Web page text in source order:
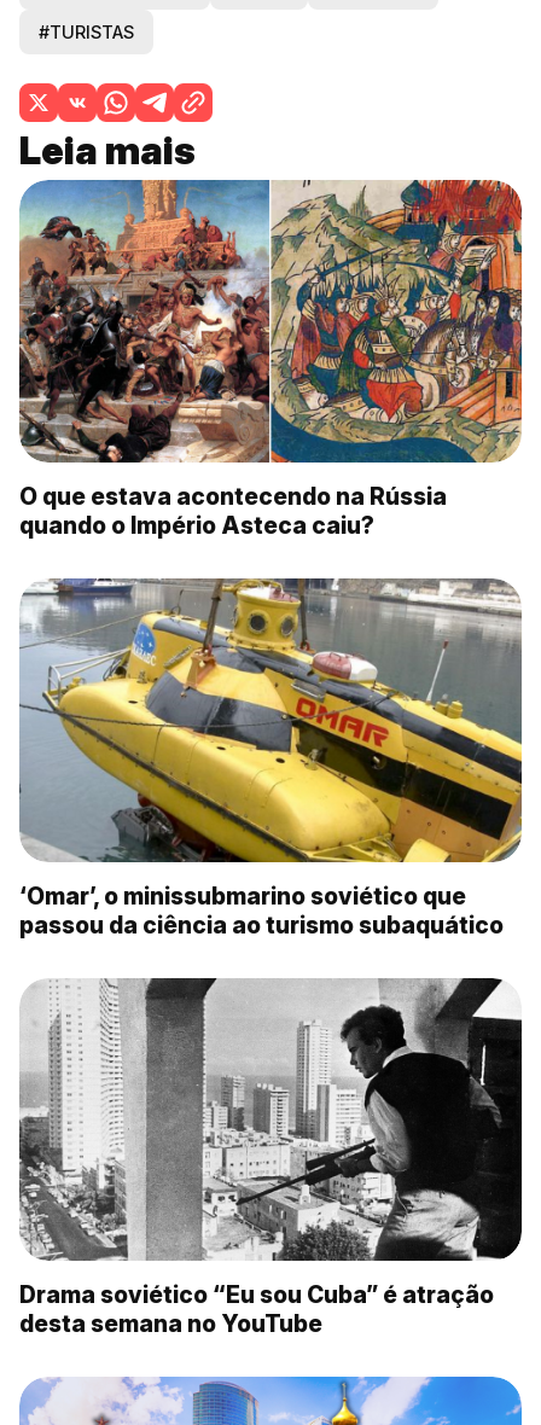
#TURISTAS
Leia mais
O que estava acontecendo na Rússia
quando o Império Asteca caiu?
‘Omar’, o minissubmarino soviético que
passou da ciência ao turismo subaquático
Drama soviético “Eu sou Cuba” é atração
desta semana no YouTube